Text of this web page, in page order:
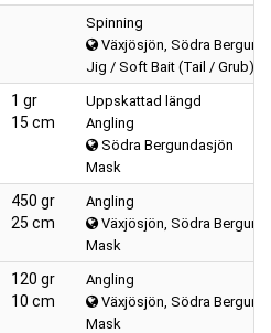
Spinning
Växjösjön, Södra
Jig / Soft Bait (Tail / Grub)
1 gr
15 cm
Uppskattad längd
Angling
Södra Bergundasjön
Mask
450 gr
25 cm
Angling
Växjösjön, Södra
Mask
120 gr
10 cm
Angling
Växjösjön, Södra
Mask